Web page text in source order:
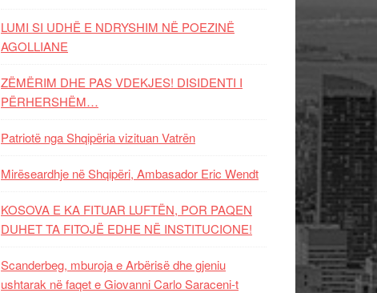
LUMI SI UDHË E NDRYSHIM NË POEZINË
AGOLLIANE
ZËMËRIM DHE PAS VDEKJES! DISIDENTI I
PËRHERSHËM…
Patriotë nga Shqipëria vizituan Vatrën
Mirëseardhje në Shqipëri, Ambasador Eric Wendt
KOSOVA E KA FITUAR LUFTËN, POR PAQEN
DUHET TA FITOJË EDHE NË INSTITUCIONE!
Scanderbeg, mburoja e Arbërisë dhe gjeniu
ushtarak në faqet e Giovanni Carlo Saraceni-t